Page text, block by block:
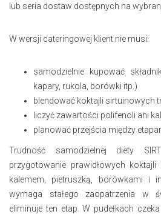
lub seria dostaw dostępnych na
W wersji cateringowej klient nie musi:
samodzielnie kupować
kapary, rukola, borówki itp.)
blendować koktajli sirtuinowych
liczyć zawartości polifenoli ani
planować przejścia między
Trudność samodzielnej diety
przygotowanie prawidłowych
kalemem, pietruszką, borówkami i
wymaga stałego zaopatrzenia w
eliminuje ten etap. W pudełkach